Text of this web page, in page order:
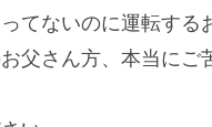
てないのに運転する
父さん方、本当にご